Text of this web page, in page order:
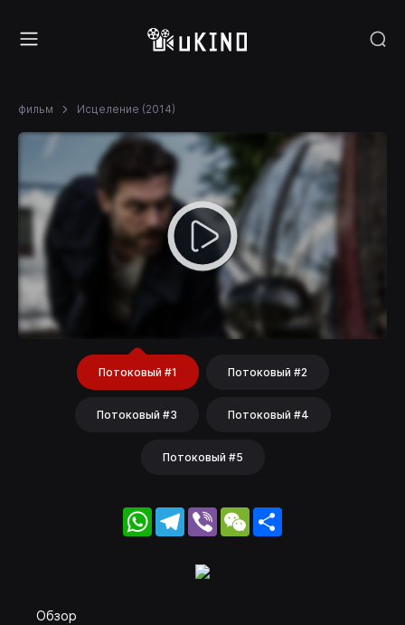
фильм Исцеление (2014)
Потоковый #1 Потоковый #2
Потоковый #3 Потоковый #4
Потоковый #5
WhatsApp
Telegram
Viber WeChat
Обзор